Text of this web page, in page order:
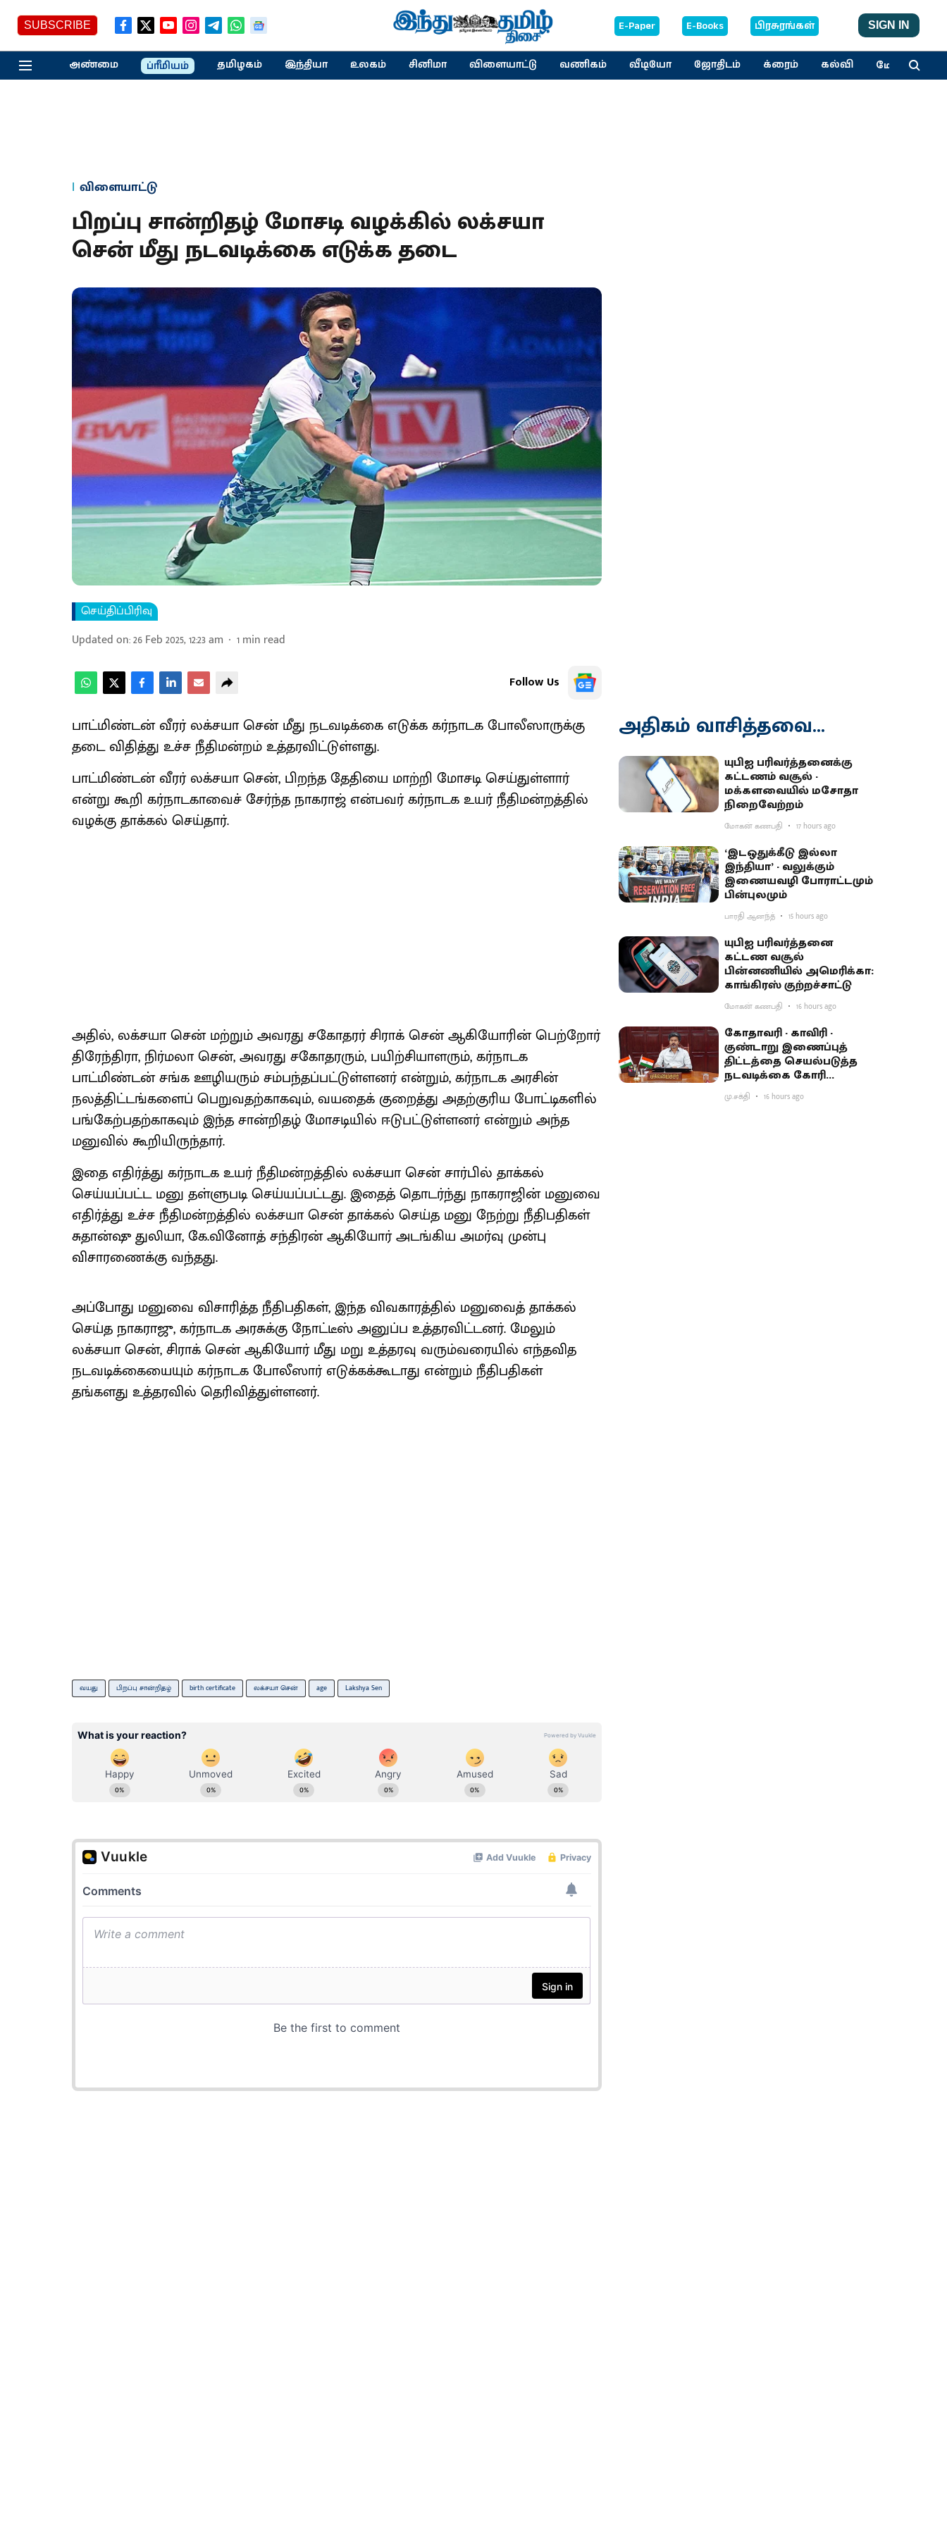
SUBSCRIBE E-Paper E-Books பிரசுரங்கள் SIGN IN
அண்மை ப்ரீமியம் தமிழகம் இந்தியா உலகம் சினிமா விளையாட்டு வணிகம் வீடியோ ஜோதிடம் க்ரைம் கல்வி மேலும்
விளையாட்டு
பிறப்பு சான்றிதழ் மோசடி வழக்கில் லக்சயா
சென் மீது நடவடிக்கை எடுக்க தடை
செய்திப்பிரிவு
Updated on:26 Feb 2025, 12:23 am 1min read
Follow Us
பாட்மிண்டன் வீரர் லக்சயா சென் மீது நடவடிக்கை எடுக்க கர்நாடக போலீஸாருக்கு
தடை விதித்து உச்ச நீதிமன்றம் உத்தரவிட்டுள்ளது.
பாட்மிண்டன் வீரர் லக்சயா சென், பிறந்த தேதியை மாற்றி மோசடி செய்துள்ளார்
என்று கூறி கர்நாடகாவைச் சேர்ந்த நாகராஜ் என்பவர் கர்நாடக உயர் நீதிமன்றத்தில்
வழக்கு தாக்கல் செய்தார்.
அதில், லக்சயா சென் மற்றும் அவரது சகோதரர் சிராக் சென் ஆகியோரின் பெற்றோர்
திரேந்திரா, நிர்மலா சென், அவரது சகோதரரும், பயிற்சியாளரும், கர்நாடக
பாட்மிண்டன் சங்க ஊழியரும் சம்பந்தப்பட்டுள்ளனர் என்றும், கர்நாடக அரசின்
நலத்திட்டங்களைப் பெறுவதற்காகவும், வயதைக் குறைத்து அதற்குரிய போட்டிகளில்
பங்கேற்பதற்காகவும் இந்த சான்றிதழ் மோசடியில் ஈடுபட்டுள்ளனர் என்றும் அந்த
மனுவில் கூறியிருந்தார்.
இதை எதிர்த்து கர்நாடக உயர் நீதிமன்றத்தில் லக்சயா சென் சார்பில் தாக்கல்
செய்யப்பட்ட மனு தள்ளுபடி செய்யப்பட்டது. இதைத் தொடர்ந்து நாகராஜின் மனுவை
எதிர்த்து உச்ச நீதிமன்றத்தில் லக்சயா சென் தாக்கல் செய்த மனு நேற்று நீதிபதிகள்
சுதான்ஷு துலியா, கே.வினோத் சந்திரன் ஆகியோர் அடங்கிய அமர்வு முன்பு
விசாரணைக்கு வந்தது.
அப்போது மனுவை விசாரித்த நீதிபதிகள், இந்த விவகாரத்தில் மனுவைத் தாக்கல்
செய்த நாகராஜு, கர்நாடக அரசுக்கு நோட்டீஸ் அனுப்ப உத்தரவிட்டனர். மேலும்
லக்சயா சென், சிராக் சென் ஆகியோர் மீது மறு உத்தரவு வரும்வரையில் எந்தவித
நடவடிக்கையையும் கர்நாடக போலீஸார் எடுக்கக்கூடாது என்றும் நீதிபதிகள்
தங்களது உத்தரவில் தெரிவித்துள்ளனர்.
வயது பிறப்பு சான்றிதழ் birth certificate லக்சயா சென் age Lakshya Sen
அதிகம் வாசித்தவை...
யுபிஐ பரிவர்த்தனைக்கு
கட்டணம் வசூல் -
மக்களவையில் மசோதா
நிறைவேற்றம்
மோகன் கணபதி 17 hours ago
‘இடஒதுக்கீடு இல்லா
இந்தியா’ - வலுக்கும்
இணையவழி போராட்டமும்
பின்புலமும்
பாரதி ஆனந்த் 15 hours ago
யுபிஐ பரிவர்த்தனை
கட்டண வசூல்
பின்னணியில் அமெரிக்கா:
காங்கிரஸ் குற்றச்சாட்டு
மோகன் கணபதி 16 hours ago
கோதாவரி - காவிரி -
குண்டாறு இணைப்புத்
திட்டத்தை செயல்படுத்த
நடவடிக்கை கோரி
பிரதமருக்கு முதல்வர்
விஜய் கடிதம்
மு.சக்தி 16 hours ago